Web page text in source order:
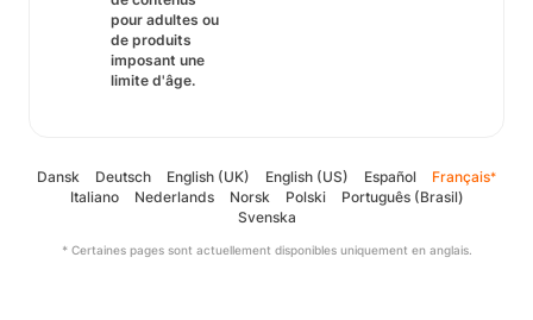
pour adultes ou
de produits
imposant une
limite d'âge.
Dansk Deutsch English (UK) English (US) Español Français*
Italiano Nederlands Norsk Polski
Português (Brasil)
Svenska
* Certaines pages sont actuellement disponibles uniquement en anglais.